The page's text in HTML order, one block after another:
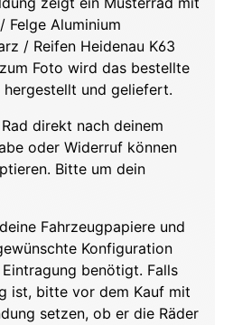
Felge Aluminium
/ Reifen Heidenau K63
Foto wird das bestellte
und geliefert.
direkt nach deinem
oder Widerruf können
Bitte um dein
Fahrzeugpapiere und
Konfiguration
benötigt. Falls
ist, bitte vor dem Kauf mit
setzen, ob er die Räder